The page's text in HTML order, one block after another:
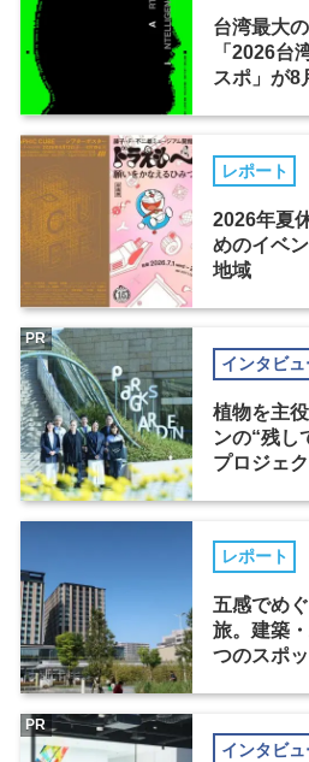
台湾最大
「2026台
スポ」が8
レポート
2026年夏
めのイベ
地域
インタビュ
植物を主
ンの“残し
プロジェク
PR
レポート
五感でめ
旅。建築
つのスポ
インタビュ
PR